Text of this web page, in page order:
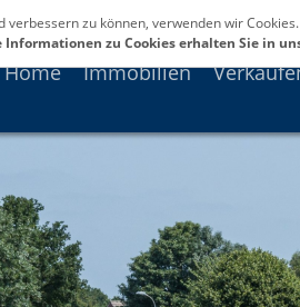
Home Immobilien
zu können, verwenden wir
Informationen zu Cookies erhalten Sie in